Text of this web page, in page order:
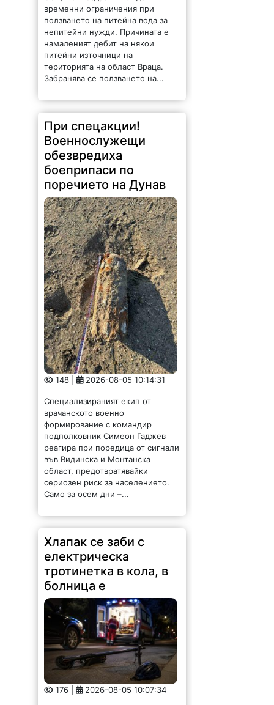
временни ограничения при
ползването на питейна вода за
непитейни нужди. Причината е
намаленият дебит на някои
питейни източници на
територията на област Враца.
Забранява се ползването на...
При спецакции!
Военнослужещи
обезвредиха
боеприпаси по
поречието на Дунав
148 | 2026-08-05 10:14:31
Специализираният екип от
врачанското военно
формирование с командир
подполковник Симеон Гаджев
реагира при поредица от сигнали
във Видинска и Монтанска
област, предотвратявайки
сериозен риск за населението.
Само за осем дни –...
Хлапак се заби с
електрическа
тротинетка в кола, в
болница е
176 | 2026-08-05 10:07:34